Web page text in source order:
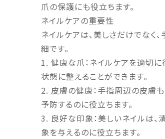
爪の保護にも役立ちます。
ネイルケアの重要性
ネイルケアは、美しさだけでなく
細です。
1. 健康な爪：ネイルケアを適切に
状態に整えることができます。
2. 皮膚の健康：手指周辺の皮膚
予防するのに役立ちます。
3. 良好な印象：美しいネイルは、
象を与えるのに役立ちます。